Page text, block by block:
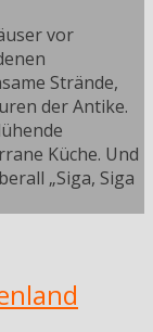
vor
Strände,
der Antike.
Küche. Und
„Siga, Siga